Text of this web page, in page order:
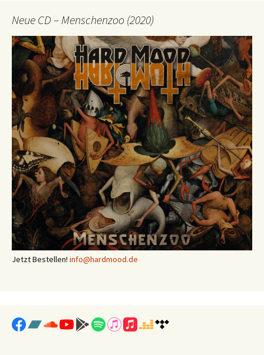
Neue CD – Menschenzoo (2020)
Jetzt Bestellen! info@hardmood.de